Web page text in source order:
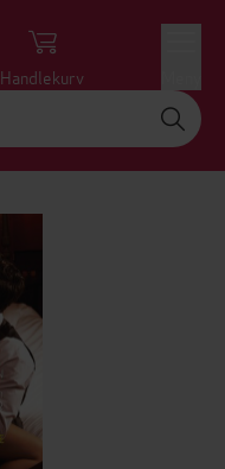
Handlekurv